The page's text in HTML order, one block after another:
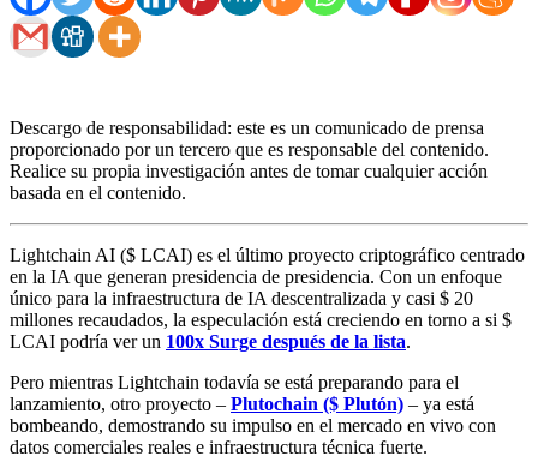
Descargo de responsabilidad: este es un comunicado de prensa
proporcionado por un tercero que es responsable del contenido.
Realice su propia investigación antes de tomar cualquier acción
basada en el contenido.
Lightchain AI ($ LCAI) es el último proyecto criptográfico centrado
en la IA que generan presidencia de presidencia. Con un enfoque
único para la infraestructura de IA descentralizada y casi $ 20
millones recaudados, la especulación está creciendo en torno a si $
LCAI podría ver un 100x Surge después de la lista.
Pero mientras Lightchain todavía se está preparando para el
lanzamiento, otro proyecto – Plutochain ($ Plutón) – ya está
bombeando, demostrando su impulso en el mercado en vivo con
datos comerciales reales e infraestructura técnica fuerte.